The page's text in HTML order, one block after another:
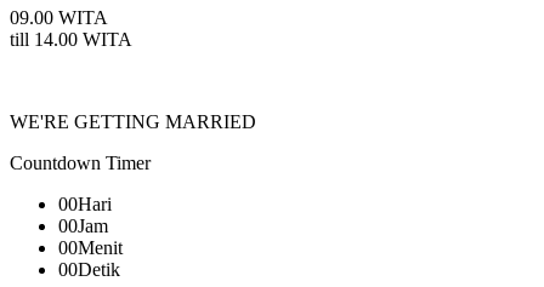
09.00 WITA
till 14.00 WITA
WE'RE GETTING MARRIED
Countdown Timer
00Hari
00Jam
00Menit
00Detik